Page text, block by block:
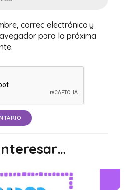
correo electrónico y
para la próxima